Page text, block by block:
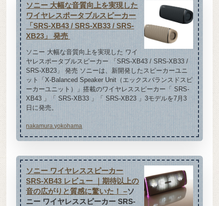
ソニー 大幅な音質向上を実現した
ワイヤレスポータブルスピーカー
「SRS-XB43 / SRS-XB33 / SRS-
XB23」 発売
ソニー 大幅な音質向上を実現した ワイ
ヤレスポータブルスピーカー 「SRS-XB43 / SRS-XB33 /
SRS-XB23」 発売 ソニーは、新開発したスピーカーユニ
ット「X-Balanced Speaker Unit（エックスバランスドスピ
ーカーユニット）」搭載のワイヤレススピーカー「 SRS-
XB43 」「 SRS-XB33 」「 SRS-XB23 」3モデルを7月3
日に発売。
nakamura.yokohama
ソニー ワイヤレススピーカー
SRS-XB43 レビュー ｜期待以上の
音の広がりと質感に驚いた！ –ソ
ニー ワイヤレススピーカー SRS-